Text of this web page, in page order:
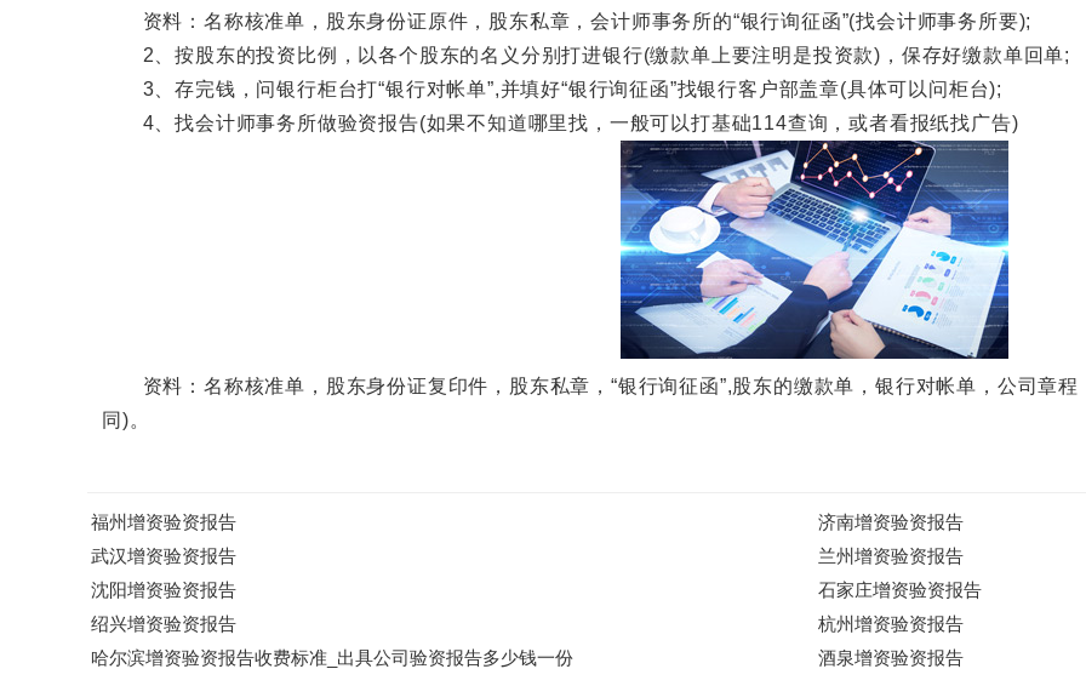
资料：名称核准单，股东身份证原件，股东私章，会计师事务所的“银行询征函”(找会计师事务所要);
2、按股东的投资比例，以各个股东的名义分别打进银行(缴款单上要注明是投资款)，保存好缴款单回单;
3、存完钱，问银行柜台打“银行对帐单”,并填好“银行询征函”找银行客户部盖章(具体可以问柜台);
4、找会计师事务所做验资报告(如果不知道哪里找，一般可以打基础114查询，或者看报纸找广告)
资料：名称核准单，股东身份证复印件，股东私章，“银行询征函”,股东的缴款单，银行对帐单，公司章程
同)。
福州增资验资报告
济南增资验资报告
武汉增资验资报告
兰州增资验资报告
沈阳增资验资报告
石家庄增资验资报告
绍兴增资验资报告
杭州增资验资报告
哈尔滨增资验资报告收费标准_出具公司验资报告多少钱一份
酒泉增资验资报告